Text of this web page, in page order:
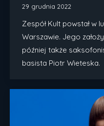
29 grudnia 2022
Zespół Kult powstał w
Warszawie. Jego
później także
basista Piotr Wieteska.